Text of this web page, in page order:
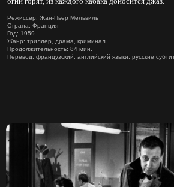
Режиссер: Жан-Пьер Мельвиль
Страна: Франция
Год: 1959
Жанр: триллер, драма, криминал
Продолжительность: 84 мин.
Перевод: французский, английский языки, русские